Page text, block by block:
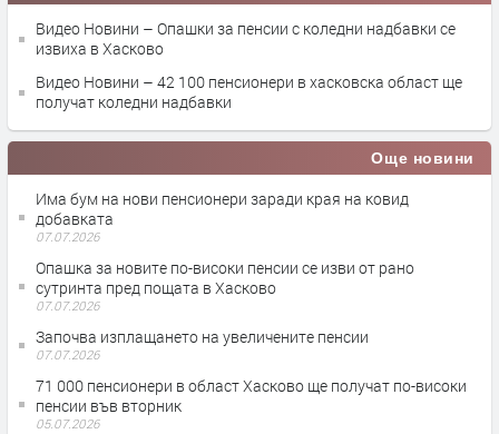
Видео Новини – Опашки за пенсии с коледни надбавки се
извиха в Хасково
Видео Новини – 42 100 пенсионери в хасковска област ще
получат коледни надбавки
Още новини
Има бум на нови пенсионери заради края на ковид
добавката
07.07.2026
Опашка за новите по-високи пенсии се изви от рано
сутринта пред пощата в Хасково
07.07.2026
Започва изплащането на увеличените пенсии
07.07.2026
71 000 пенсионери в област Хасково ще получат по-високи
пенсии във вторник
05.07.2026